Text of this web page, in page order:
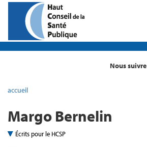
Nous suivre
accueil
Margo Bernelin
Écrits pour le HCSP